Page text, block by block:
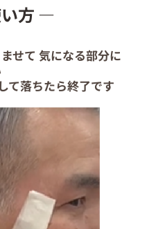
方 ―
せて 気になる部分に
て落ちたら終了です